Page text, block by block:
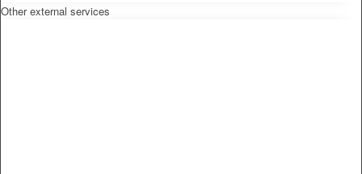
Other external services